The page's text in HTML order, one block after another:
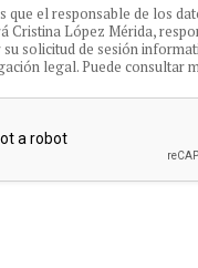
que el responsable de los
Cristina López Mérida,
solicitud de sesión
legal. Puede consultar